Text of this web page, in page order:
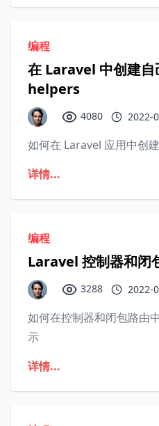
编程
在 Laravel 中创建自
helpers
4080 2022-
如何在 Laravel 应用中创
详情...
编程
Laravel 控制器和闭
3288 2022-
如何在控制器和闭包路由
示
详情...